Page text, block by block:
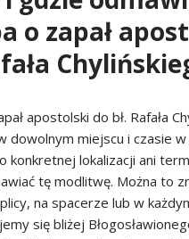
o zapał
apostolski do bł. Rafała
dowolnym miejscu i czasie w
konkretnej lokalizacji ani
tę modlitwę. Można to
na spacerze lub w
się bliżej